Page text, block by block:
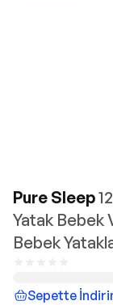
Pure Sleep
Yatak Bebek
Bebek
Sepette